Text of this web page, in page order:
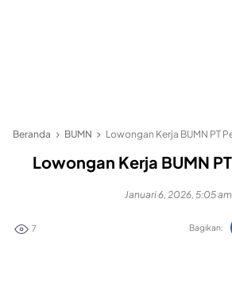
Beranda BUMN Lowongan Kerja BUMN PT
Lowongan Kerja BUMN
Januari 6, 2026, 5:05 am
7 Bagikan: